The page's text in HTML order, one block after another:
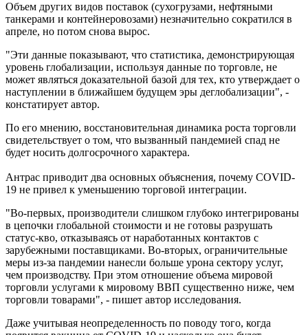
Объем других видов поставок (сухогрузами, нефтяными
танкерами и контейнеровозами) незначительно сократился в
апреле, но потом снова вырос.
"Эти данные показывают, что статистика, демонстрирующая
уровень глобализации, используя данные по торговле, не
может являться доказательной базой для тех, кто утверждает о
наступлении в ближайшем будущем эры деглобализации", -
констатирует автор.
По его мнению, восстановительная динамика роста торговли
свидетельствует о том, что вызванный пандемией спад не
будет носить долгосрочного характера.
Антрас приводит два основных объяснения, почему COVID-
19 не привел к уменьшению торговой интеграции.
"Во-первых, производители слишком глубоко интегрированы
в цепочки глобальной стоимости и не готовы разрушать
статус-кво, отказываясь от наработанных контактов с
зарубежными поставщиками. Во-вторых, ограничительные
меры из-за пандемии нанесли больше урона сектору услуг,
чем производству. При этом отношение объема мировой
торговли услугами к мировому ВВП существенно ниже, чем
торговли товарами", - пишет автор исследования.
Даже учитывая неопределенность по поводу того, когда